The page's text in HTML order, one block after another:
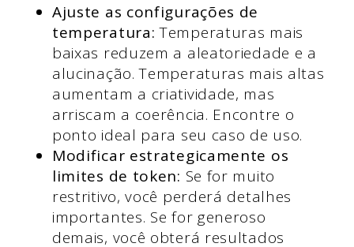
Ajuste as configurações de
temperatura:Temperaturas mais
baixas reduzem a aleatoriedade e a
alucinação. Temperaturas mais altas
aumentam a criatividade, mas
arriscam a coerência. Encontre o
ponto ideal para seu caso de uso.
Modificar estrategicamente os
limites de token: Se for muito
restritivo, você perderá detalhes
importantes. Se for generoso
demais, você obterá resultados